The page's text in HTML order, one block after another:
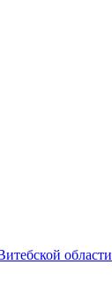
области